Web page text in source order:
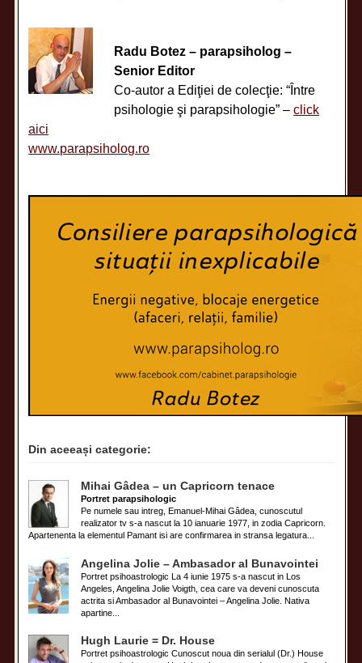
Radu Botez – parapsiholog –
Senior Editor
Co-autor a Ediţiei de colecţie: “Între
psihologie şi parapsihologie” –click
aici
www.parapsiholog.ro
Din aceeași categorie:
Mihai Gâdea – un Capricorn tenace
Portret parapsihologic
Pe numele sau intreg, Emanuel-Mihai Gâdea, cunoscutul
realizator tv s-a nascut la 10 ianuarie 1977, in zodia Capricorn.
Apartenenta la elementul Pamant isi are confirmarea in stransa legatura...
Angelina Jolie – Ambasador al Bunavointei
Portret psihoastrologic La 4 iunie 1975 s-a nascut in Los
Angeles, Angelina Jolie Voigth, cea care va deveni cunoscuta
actrita si Ambasador al Bunavointei – Angelina Jolie. Nativa
apartine...
Hugh Laurie = Dr. House
Portret psihoastrologic Cunoscut noua din serialul (Dr.) House